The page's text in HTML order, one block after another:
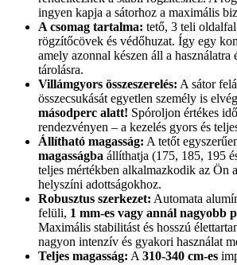
ingyen kapja a sátorhoz a maximális
A csomag tartalma: tető, 3 teli
rögzítőcövek és védőhuzat. Így egy
amely azonnal készen áll a használatra
tárolásra.
Villámgyors összeszerelés: A sátor
összecsukását egyetlen személy is
másodperc alatt! Spóroljon értékes
rendezvényen – a kezelés gyors és
Állítható magasság: A tetőt
magasságba állíthatja (175, 185, 195
teljes mértékben alkalmazkodik az Ön
helyszíni adottságokhoz.
Robusztus szerkezet: Automata
felüli, 1 mm-es vagy annál nagyobb
Maximális stabilitást és hosszú
nagyon intenzív és gyakori használat
Teljes magasság: A 310-340 cm-es